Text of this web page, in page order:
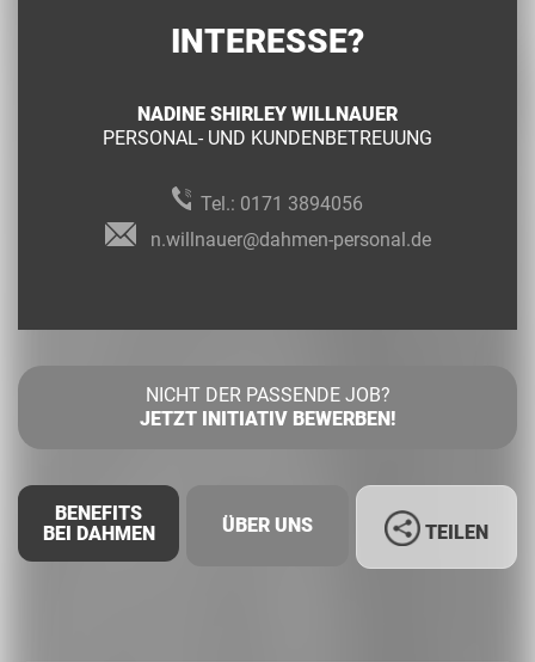
INTERESSE?
NADINE SHIRLEY WILLNAUER
PERSONAL- UND KUNDENBETREUUNG
Tel.: 0171 3894056
n.willnauer@dahmen-personal.de
NICHT DER PASSENDE JOB?
JETZT INITIATIV BEWERBEN!
BENEFITS
BEI DAHMEN
ÜBER UNS TEILEN